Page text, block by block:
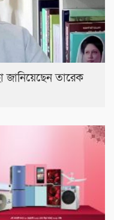
জানিয়েছেন তারেক